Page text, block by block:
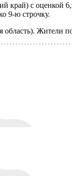
край) с
9-ю строчку.
область). Жители